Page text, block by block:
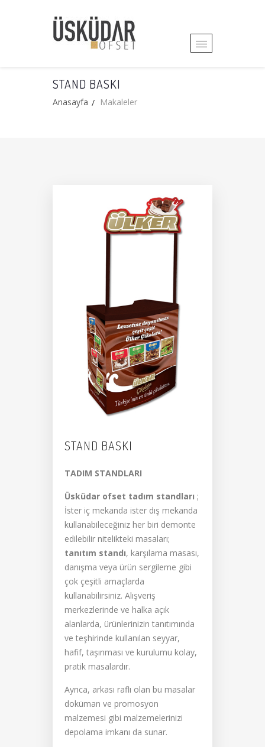
STAND BASKI
Anasayfa Makaleler
STAND BASKI
TADIM STANDLARI
Üsküdar ofset tadım standları ;
İster iç mekanda ister dış mekanda
kullanabileceğiniz her biri demonte
edilebilir nitelikteki masaları;
tanıtım standı, karşılama masası,
danışma veya ürün sergileme gibi
çok çeşitli amaçlarda
kullanabilirsiniz. Alışveriş
merkezlerinde ve halka açık
alanlarda, ürünlerinizin tanıtımında
ve teşhirinde kullanılan seyyar,
hafif, taşınması ve kurulumu kolay,
pratik masalardır.
Ayrıca, arkası raflı olan bu masalar
doküman ve promosyon
malzemesi gibi malzemelerinizi
depolama imkanı da sunar.